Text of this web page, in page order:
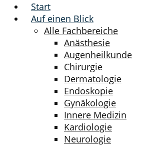
Start
Auf einen Blick
Alle Fachbereiche
Anästhesie
Augenheilkunde
Chirurgie
Dermatologie
Endoskopie
Gynäkologie
Innere Medizin
Kardiologie
Neurologie